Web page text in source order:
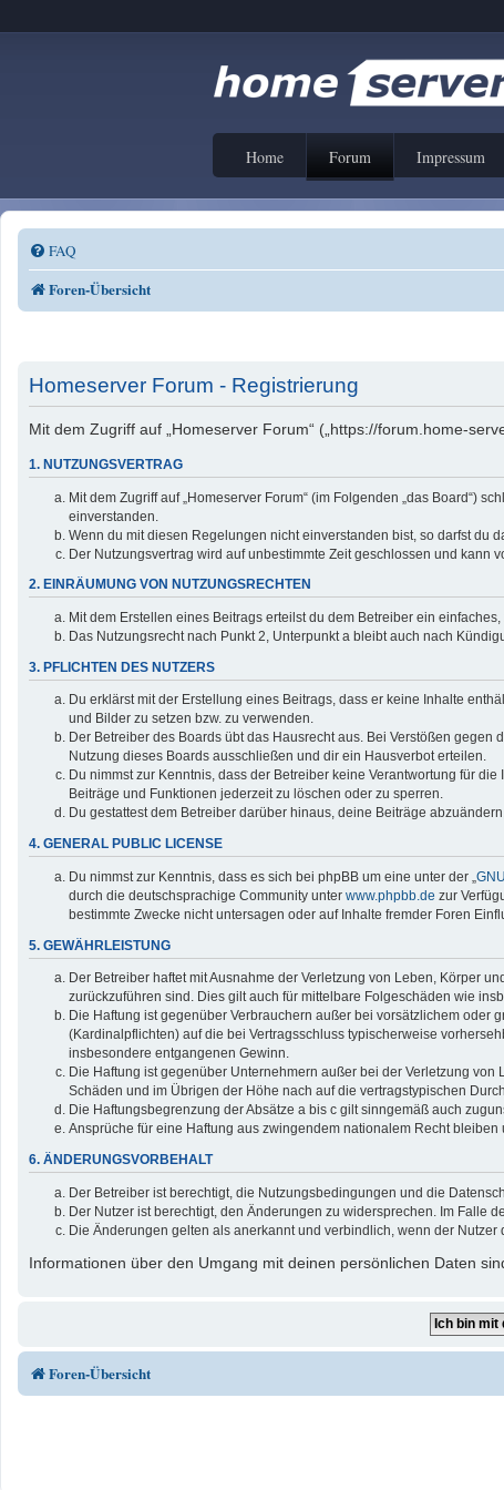
Home Forum Impressum
FAQ
Foren-Übersicht
Homeserver Forum - Registrierung
Mit dem Zugriff auf „Homeserver Forum“ („https://forum.home-
1. NUTZUNGSVERTRAG
Mit dem Zugriff auf „Homeserver Forum“ (im Folgenden „das Board“)
einverstanden.
Wenn du mit diesen Regelungen nicht einverstanden bist, so darfst du
Der Nutzungsvertrag wird auf unbestimmte Zeit geschlossen und kann
2. EINRÄUMUNG VON NUTZUNGSRECHTEN
Mit dem Erstellen eines Beitrags erteilst du dem Betreiber ein
Das Nutzungsrecht nach Punkt 2, Unterpunkt a bleibt auch nach
3. PFLICHTEN DES NUTZERS
Du erklärst mit der Erstellung eines Beitrags, dass er keine Inhalte
und Bilder zu setzen bzw. zu verwenden.
Der Betreiber des Boards übt das Hausrecht aus. Bei Verstößen
Nutzung dieses Boards ausschließen und dir ein Hausverbot erteilen.
Du nimmst zur Kenntnis, dass der Betreiber keine Verantwortung für
Beiträge und Funktionen jederzeit zu löschen oder zu sperren.
Du gestattest dem Betreiber darüber hinaus, deine Beiträge
4. GENERAL PUBLIC LICENSE
Du nimmst zur Kenntnis, dass es sich bei phpBB um eine unter der „
durch die deutschsprachige Community unter www.phpbb.de zur
bestimmte Zwecke nicht untersagen oder auf Inhalte fremder Foren
5. GEWÄHRLEISTUNG
Der Betreiber haftet mit Ausnahme der Verletzung von Leben, Körper
zurückzuführen sind. Dies gilt auch für mittelbare Folgeschäden wie
Die Haftung ist gegenüber Verbrauchern außer bei vorsätzlichem oder
(Kardinalpflichten) auf die bei Vertragsschluss typischerweise
insbesondere entgangenen Gewinn.
Die Haftung ist gegenüber Unternehmern außer bei der Verletzung
Schäden und im Übrigen der Höhe nach auf die vertragstypischen
Die Haftungsbegrenzung der Absätze a bis c gilt sinngemäß auch
Ansprüche für eine Haftung aus zwingendem nationalem Recht bleiben
6. ÄNDERUNGSVORBEHALT
Der Betreiber ist berechtigt, die Nutzungsbedingungen und die
Der Nutzer ist berechtigt, den Änderungen zu widersprechen. Im Falle
Die Änderungen gelten als anerkannt und verbindlich, wenn der Nutzer
Informationen über den Umgang mit deinen persönlichen Daten
Foren-Übersicht